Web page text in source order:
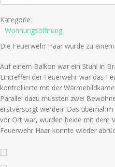
Kategorie:
Wohnungsöffnung
Die Feuerwehr Haar wurde zu
Auf einem Balkon war ein Stuhl in
Eintreffen der Feuerwehr war das
kontrollierte mit der
Parallel dazu mussten zwei
erstversorgt werden. Das
vor Ort war, wurden beide mit dem
Feuerwehr Haar konnte wieder